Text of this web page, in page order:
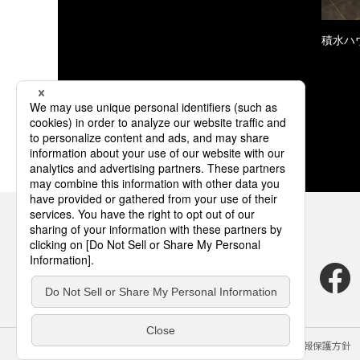
積水
サイトのご利用にあたって クッキーポリシー 個人情報保護方針